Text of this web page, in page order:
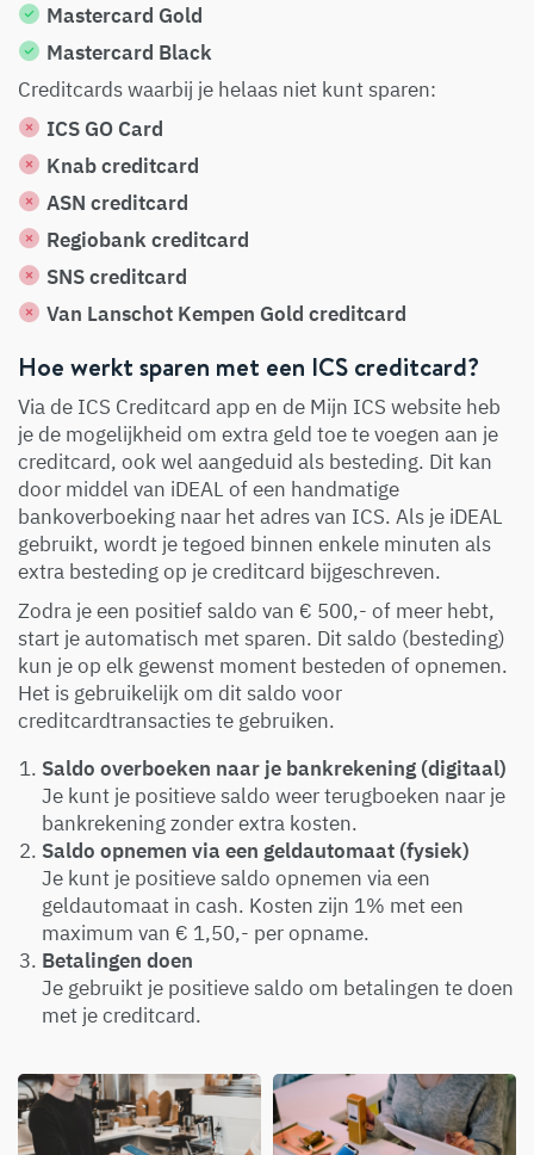
Mastercard Gold
Mastercard Black
Creditcards waarbij je helaas niet kunt sparen:
ICS GO Card
Knab creditcard
ASN creditcard
Regiobank creditcard
SNS creditcard
Van Lanschot Kempen Gold creditcard
Hoe werkt sparen met een ICS creditcard?
Via de ICS Creditcard app en de Mijn ICS website heb
je de mogelijkheid om extra geld toe te voegen aan je
creditcard, ook wel aangeduid als besteding. Dit kan
door middel van iDEAL of een handmatige
bankoverboeking naar het adres van ICS. Als je iDEAL
gebruikt, wordt je tegoed binnen enkele minuten als
extra besteding op je creditcard bijgeschreven.
Zodra je een positief saldo van € 500,- of meer hebt,
start je automatisch met sparen. Dit saldo (besteding)
kun je op elk gewenst moment besteden of opnemen.
Het is gebruikelijk om dit saldo voor
creditcardtransacties te gebruiken.
Saldo overboeken naar je bankrekening (digitaal)
Je kunt je positieve saldo weer terugboeken naar je
bankrekening zonder extra kosten.
Saldo opnemen via een geldautomaat (fysiek)
Je kunt je positieve saldo opnemen via een
geldautomaat in cash. Kosten zijn 1% met een
maximum van € 1,50,- per opname.
Betalingen doen
Je gebruikt je positieve saldo om betalingen te doen
met je creditcard.